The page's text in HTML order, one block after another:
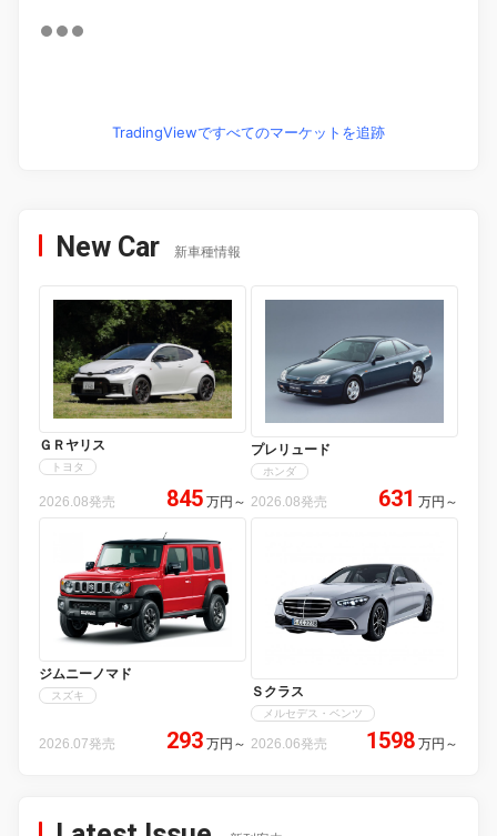
TradingViewですべてのマーケットを追跡
New Car 新車種情報
ＧＲヤリス
トヨタ
2026.08発売 845 万円 ～
プレリュード
ホンダ
2026.08発売 631 万円 ～
ジムニーノマド
スズキ
2026.07発売 293 万円 ～
Ｓクラス
メルセデス・ベンツ
2026.06発売 1598 万円 ～